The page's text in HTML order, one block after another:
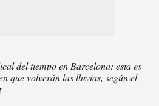
del tiempo en Barcelona: esta es
que volverán las lluvias, según el